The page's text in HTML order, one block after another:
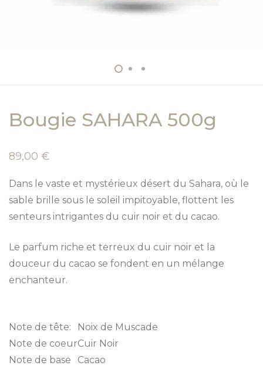
Bougie SAHARA 500g
89,00 €
Dans le vaste et mystérieux désert du Sahara, où le
sable brille sous le soleil impitoyable, flottent les
senteurs intrigantes du cuir noir et du cacao.
Le parfum riche et terreux du cuir noir et la
douceur du cacao se fondent en un mélange
enchanteur.
Note de tête:
Noix de Muscade
Note de coeurCuir Noir
Note de base
Cacao